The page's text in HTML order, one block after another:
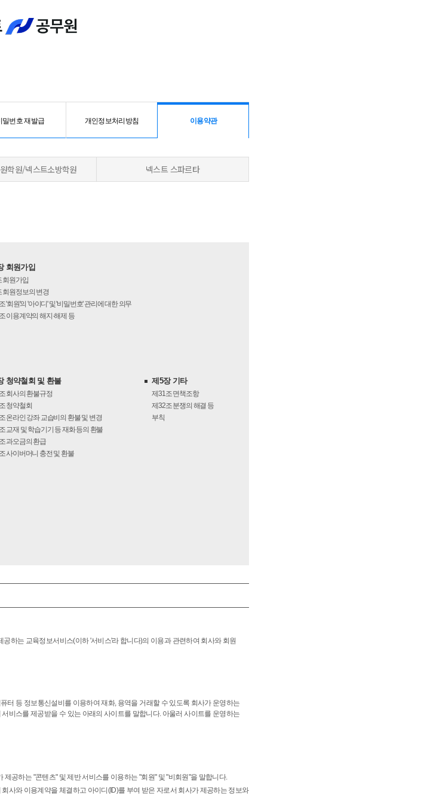
밀번호 재발급 개인정보처리방침 이용약관
학원/넥스트소방학원 넥스트스파르타
회원가입
회원가입
회원정보의 변경
'회원'의 '아이디' 및 '비밀번호' 관리에 대한 의무
이용계약의 해지·해제 등
청약철회 및 환불
회사의 환불규정
청약철회
온라인 강좌 교습비의 환불 및 변경
교재 및 학습기기 등 재화 등의 환불
과오금의 환급
사이버머니 충전 및 환불
제5장 기타
제31조면책조항
제32조분쟁의 해결 등
부칙
하는 교육정보서비스(이하 '서비스'라 합니다)의 이용과 관련하여 회사와 회원
터 등 정보통신설비를 이용하여 재화, 용역을 거래할 수 있도록 회사가 운영하는
비스를 제공받을 수 있는 아래의 사이트를 말합니다. 아울러 사이트를 운영하는
공하는 "콘텐츠" 및 제반 서비스를 이용하는 "회원" 및 "비회원"을 말합니다.
사와 이용계약을 체결하고 아이디(ID)를 부여 받은 자로서 회사가 제공하는 정보와